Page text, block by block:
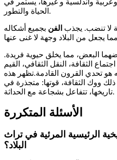
الحياة والتطور.
لا تنضب. يجذب الفن بجميع أشكاله
البعض، مما يخلق حيوية فريدة.
الثقافة، النقل الثقافي، القيم
هو تحدي القرون القادمة.تظهر هذه
ذلك ووك الثقافة، قوتها: متجذرة في
تاريخها، تتفاعل بشجاعة مع الحداثة.
الأسئلة المتكررة
الرئيسية المرئية في تراث
البلاد؟